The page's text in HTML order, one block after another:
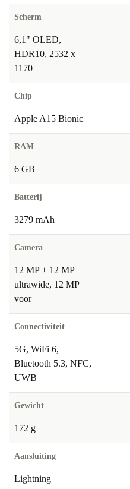
Scherm
6,1" OLED,
HDR10, 2532 x
1170
Chip
Apple A15 Bionic
RAM
6 GB
Batterij
3279 mAh
Camera
12 MP + 12 MP
ultrawide, 12 MP
voor
Connectiviteit
5G, WiFi 6,
Bluetooth 5.3, NFC,
UWB
Gewicht
172 g
Aansluiting
Lightning